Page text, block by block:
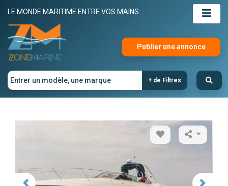
LE MONDE MARITIME ENTRE VOS MAINS
Publier une annonce
+ de Filtres